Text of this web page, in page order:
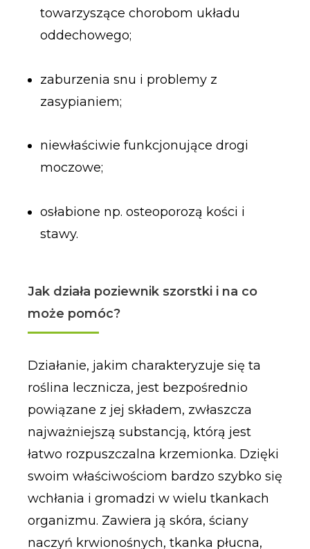
towarzyszące chorobom układu
oddechowego;
zaburzenia snu i problemy z
zasypianiem;
niewłaściwie funkcjonujące drogi
moczowe;
osłabione np. osteoporozą kości i
stawy.
Jak działa poziewnik szorstki i na co
może pomóc?
Działanie, jakim charakteryzuje się ta
roślina lecznicza, jest bezpośrednio
powiązane z jej składem, zwłaszcza
najważniejszą substancją, którą jest
łatwo rozpuszczalna krzemionka. Dzięki
swoim właściwościom bardzo szybko się
wchłania i gromadzi w wielu tkankach
organizmu. Zawiera ją skóra, ściany
naczyń krwionośnych, tkanka płucna,